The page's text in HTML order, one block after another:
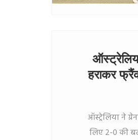
हराकर
ऑस्ट्रेलिया ने
लिए 2-0 की